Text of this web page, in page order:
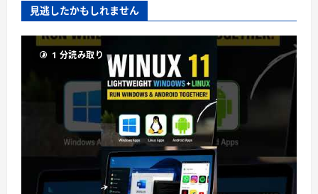
見逃したかもしれません
1 分読み取り